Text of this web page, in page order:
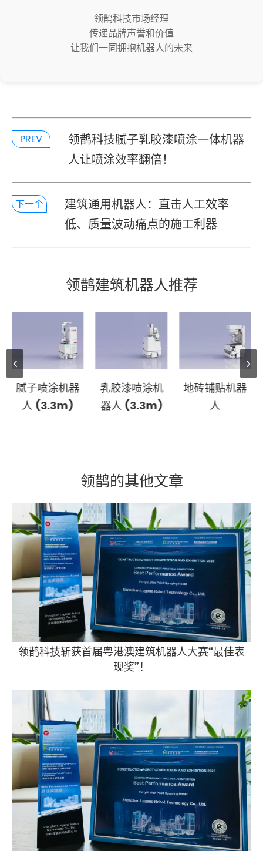
领鹊科技市场经理
传递品牌声誉和价值
让我们一同拥抱机器人的未来
PREV
领鹊科技腻子乳胶漆喷涂一体机器
人让喷涂效率翻倍！
下一个
建筑通用机器人：直击人工效率
低、质量波动痛点的施工利器
领鹊建筑机器人推荐
腻子喷涂机器
人 (3.3m)
乳胶漆喷涂机
器人 (3.3m)
地砖铺贴机器
人
领鹊的其他文章
领鹊科技斩获首届粤港澳建筑机器人大赛“最佳表
现奖”！